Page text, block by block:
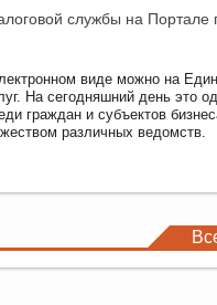
службы на Портале
виде можно на
На сегодняшний день это
граждан и субъектов
различных ведомств.